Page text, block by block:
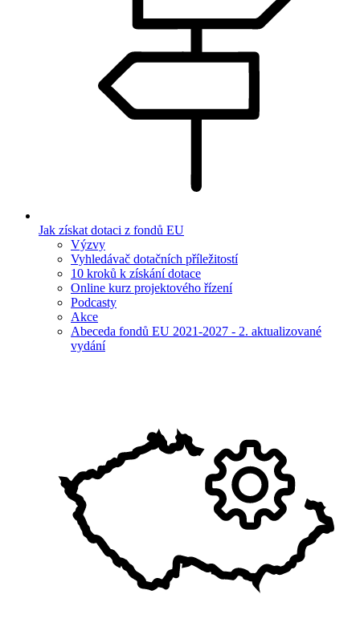
Jak získat dotaci z fondů EU
Výzvy
Vyhledávač dotačních příležitostí
10 kroků k získání dotace
Online kurz projektového řízení
Podcasty
Akce
Abeceda fondů EU 2021-2027 - 2. aktualizované
vydání